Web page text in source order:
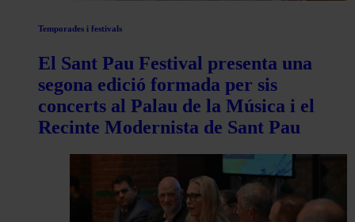
Temporades i festivals
El Sant Pau Festival presenta una
segona edició formada per sis
concerts al Palau de la Música i el
Recinte Modernista de Sant Pau